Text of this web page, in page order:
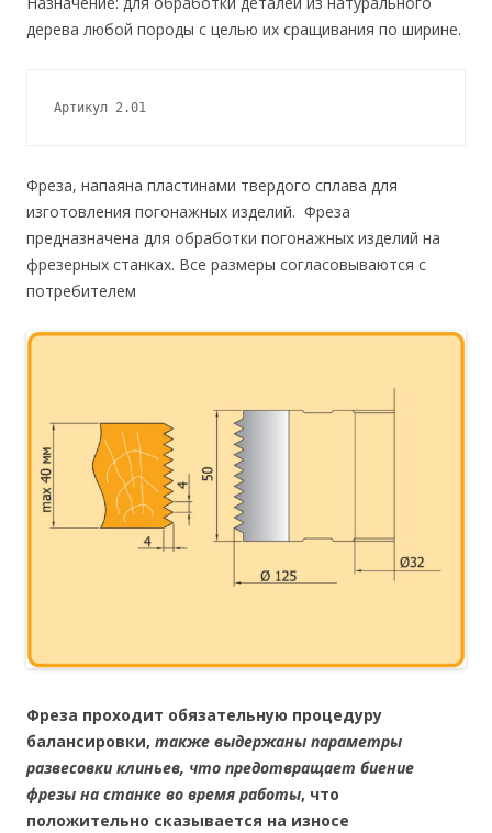
дерева любой породы с целью их сращивания по ширине.
Артикул 2.01
Фреза, напаяна пластинами твердого сплава для
изготовления погонажных изделий. Фреза
предназначена для обработки погонажных изделий на
фрезерных станках. Все размеры согласовываются с
потребителем
Фреза проходит обязательную процедуру
балансировки, также выдержаны параметры
развесовки клиньев, что предотвращает биение
фрезы на станке во время работы, что
положительно сказывается на износе